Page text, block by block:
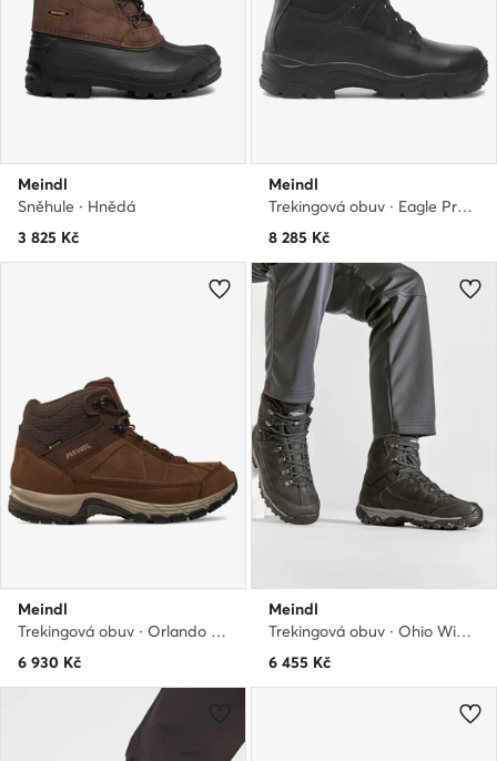
Meindl
Sněhule · Hnědá
3 825 Kč
Meindl
Trekingová obuv · Eagle Pro Gtx GORE-TEX 3761 · Černá
8 285 Kč
Meindl
Trekingová obuv · Orlando Mid GTX Gore-Tex 5566/46 · Hnědá
6 930 Kč
Meindl
Trekingová obuv · Ohio Winter Gtx GORE-TEX 7624 · Černá
6 455 Kč